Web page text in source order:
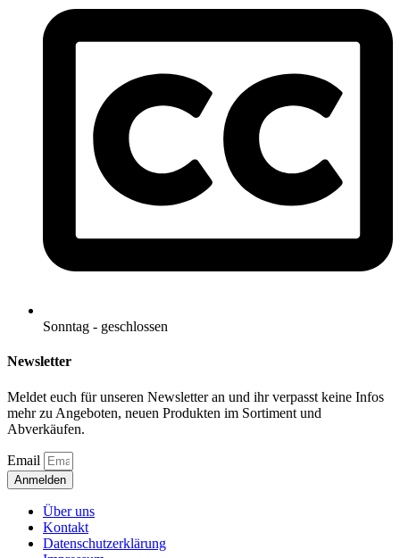
Sonntag - geschlossen
Newsletter
Meldet euch für unseren Newsletter an und ihr verpasst keine Infos
mehr zu Angeboten, neuen Produkten im Sortiment und
Abverkäufen.
Email
Anmelden
Über uns
Kontakt
Datenschutzerklärung